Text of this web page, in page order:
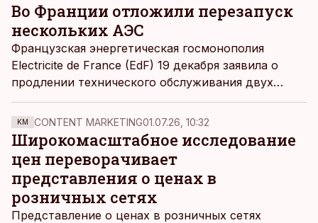
Во Франции отложили перезапуск
нескольких АЭС
Французская энергетическая госмонополия
Electricite de France (EdF) 19 декабря заявила о
продлении технического обслуживания двух
ядерных энергоблоков на действующих АЭС на
четыре месяца и еще двух блоков – на один
месяц, пишут «
Ведомости
KM CONTENT MARKETING01.07.26, 10:32
Широкомасштабное исследование
цен переворачивает
представления о ценах в
розничных сетях
Представление о ценах в розничных сетях